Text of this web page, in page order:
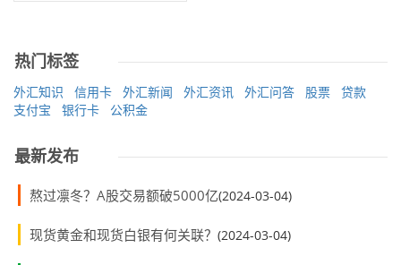
热门标签
外汇知识 信用卡 外汇新闻 外汇资讯 外汇问答 股票
贷款
支付宝
银行卡 公积金
最新发布
熬过凛冬？A股交易额破5000亿(2024-03-04)
现货黄金和现货白银有何关联？ (2024-03-04)